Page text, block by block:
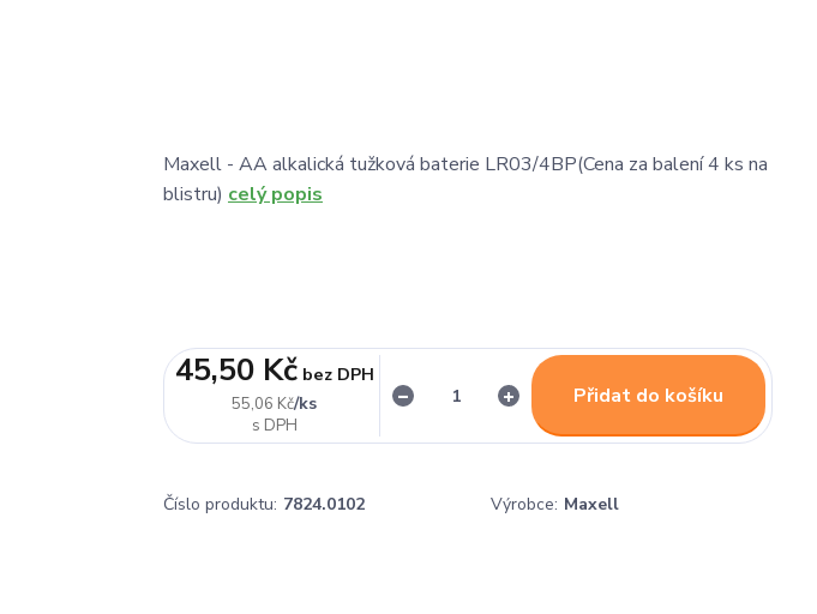
Maxell - AA alkalická tužková baterie LR03/4BP(Cena za balení 4 ks na
blistru) celý popis
55,06 Kč/ks
45,50 Kč bez DPH
Přidat do košíku
Číslo produktu: 7824.0102 Výrobce: Maxell